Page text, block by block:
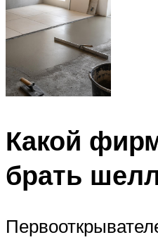
Какой
брать